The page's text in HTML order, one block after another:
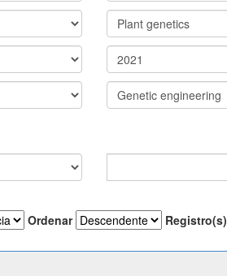
Ordenar Registro(s)